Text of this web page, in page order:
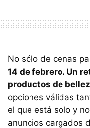
No sólo de cenas
14 de febrero. Un
productos de
opciones válidas
el que está solo y
anuncios cargados